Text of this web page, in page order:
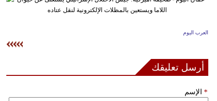
سياحة
ديكور
العرب اليوم
أرسل تعليقك
الإسم *